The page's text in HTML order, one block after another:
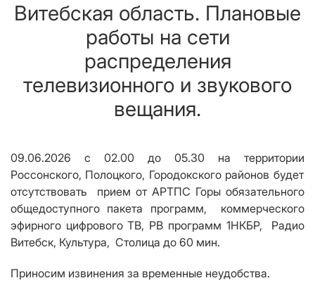
Витебская область. Плановые
работы на сети
распределения
телевизионного и звукового
вещания.
09.06.2026 c 02.00 до 05.30 на территории
Россонского, Полоцкого, Городокского районов будет
отсутствовать прием от АРТПС Горы обязательного
общедоступного пакета программ, коммерческого
эфирного цифрового ТВ, РВ программ 1НКБР,
Радио
Витебск, Культура, Столица до 60 мин.
Приносим извинения за временные неудобства.